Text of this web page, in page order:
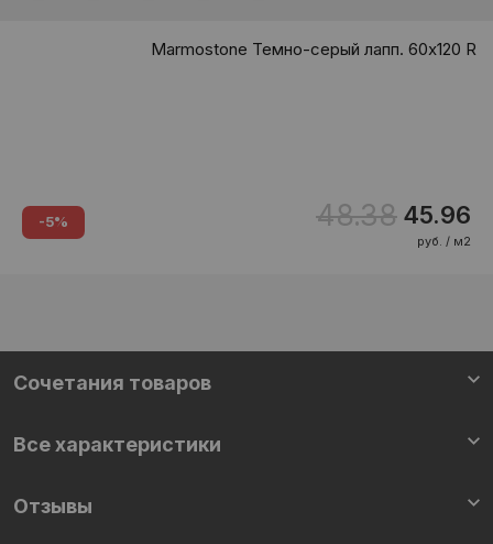
Marmostone Темно-серый лапп. 60x120 R
-5% 48.38 45.96
руб. / м2
Cочетания товаров
Все характеристики
Отзывы